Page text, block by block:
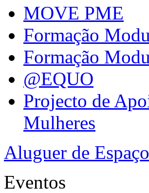
MOVE PME
Formação
Formação
@EQUO
Projecto de
Mulheres
Aluguer de
Eventos